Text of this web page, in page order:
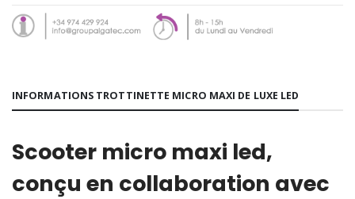
INFORMATIONS TROTTINETTE MICRO MAXI DE LUXE LED
Scooter micro maxi led,
conçu en collaboration avec